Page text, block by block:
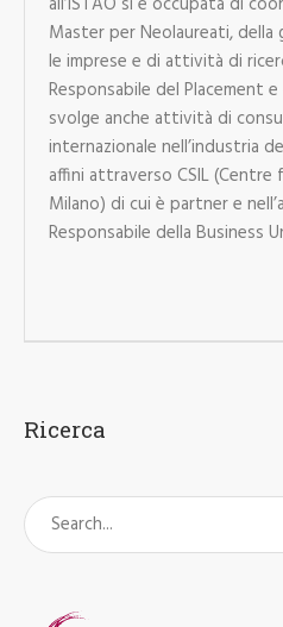
Master per Neolaureati,
le imprese e di attività di
Responsabile del Placement e
svolge anche attività di
internazionale nell’industria
affini attraverso CSIL
Milano) di cui è partner e
Responsabile della Business
Ricerca